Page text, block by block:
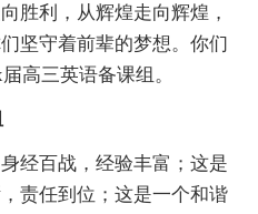
胜利，从辉煌走向辉煌，
坚守着前辈的梦想。你们
高三英语备课组。
经百战，经验丰富；这是
责任到位；这是一个和谐